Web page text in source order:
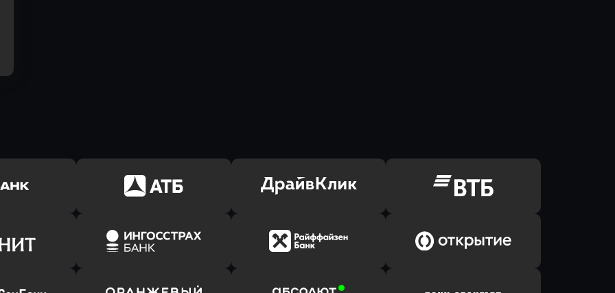
заявку
Оправить заявку
в АТБ Банк
Оправить заявку
в Драйв Клик Банк
Оправить заявку
в ВТБ
заявку
Оправить заявку
Оправить заявку